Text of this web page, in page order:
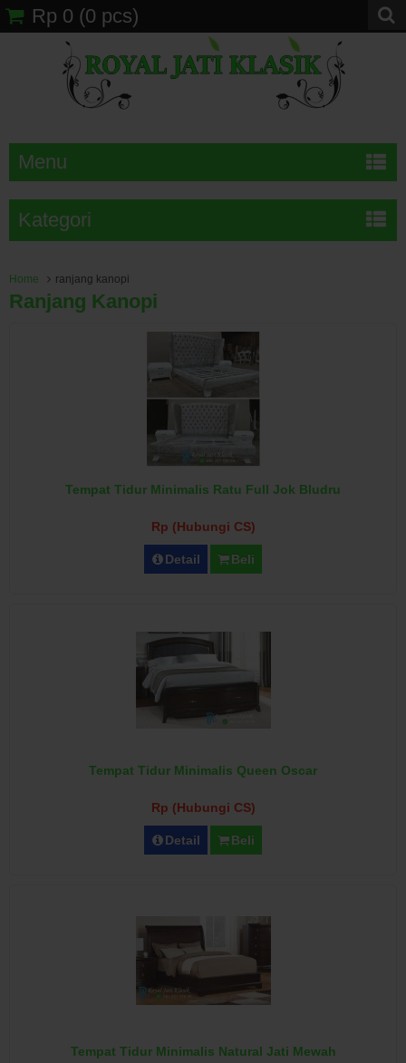
Rp 0 (0 pcs)
Menu
Kategori
Home ranjang kanopi
Ranjang Kanopi
Tempat Tidur Minimalis Ratu Full Jok Bludru
Rp (Hubungi CS)
Detail Beli
Tempat Tidur Minimalis Queen Oscar
Rp (Hubungi CS)
Detail Beli
Tempat Tidur Minimalis Natural Jati Mewah